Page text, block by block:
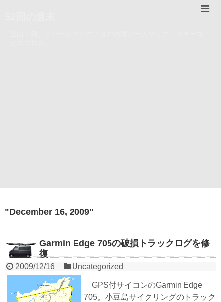
"December 16, 2009"
Garmin Edge 705の破損トラックログを修
復
2009/12/16 Uncategorized
GPS付サイコンのGarmin Edge
705。小豆島サイクリングのトラック